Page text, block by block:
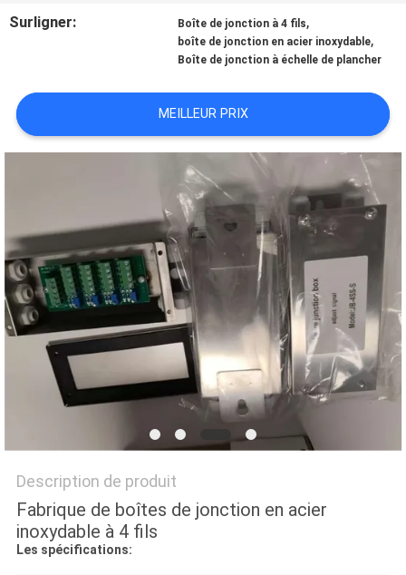
CONTRÔLE
QUALITÉ
LES
AFFAIRES
DEMANDEZ
UN DEVIS
PLAN
PRIVACY
POLICY
Surligner: Boîte de jonction à 4 fils,
boîte de jonction en acier inoxydable,
Boîte de jonction à échelle de plancher
MEILLEUR PRIX
Description de produit
Fabrique de boîtes de jonction en acier
inoxydable à 4 fils
Les spécifications: